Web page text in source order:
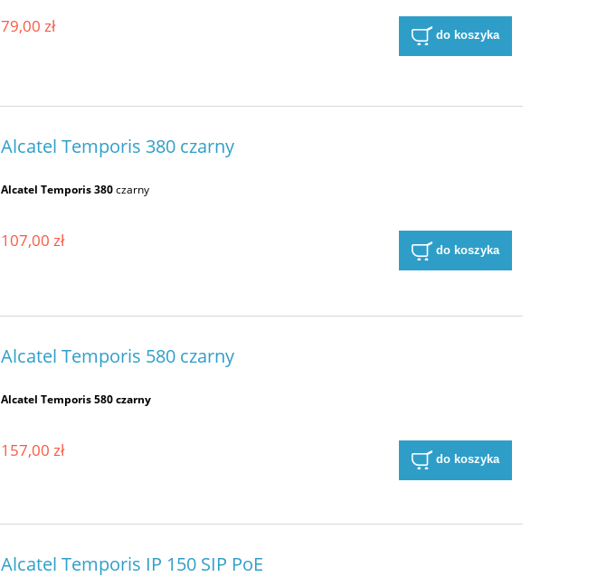
79,00 zł do koszyka
Alcatel Temporis 380 czarny
Alcatel Temporis 380czarny
107,00 zł do koszyka
Alcatel Temporis 580 czarny
Alcatel Temporis 580 czarny
157,00 zł do koszyka
Alcatel Temporis IP 150 SIP PoE